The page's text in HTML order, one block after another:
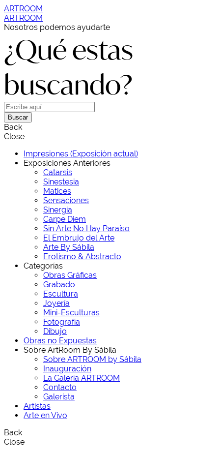
ARTROOM
ARTROOM
Nosotros podemos ayudarte
¿Qué estas
buscando?
Buscar
Back
Close
Impresiones (Exposición actual)
Exposiciones Anteriores
Catarsis
Sinestesia
Matices
Sensaciones
Sinergia
Carpe Diem
Sin Arte No Hay Paraíso
El Embrujo del Arte
Arte By Sábila
Erotismo & Abstracto
Categorías
Obras Gráficas
Grabado
Escultura
Joyería
Mini-Esculturas
Fotografía
Dibujo
Obras no Expuestas
Sobre ArtRoom By Sábila
Sobre ARTROOM by Sábila
Inauguración
La Galería ARTROOM
Contacto
Galerista
Artistas
Arte en Vivo
Back
Close